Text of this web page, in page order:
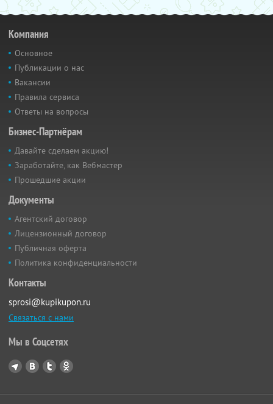
Компания
Основное
Публикации о нас
Вакансии
Правила сервиса
Ответы на вопросы
Бизнес-Партнёрам
Давайте сделаем акцию!
Заработайте, как Вебмастер
Прошедшие акции
Документы
Агентский договор
Лицензионный договор
Публичная оферта
Политика конфиденциальности
Контакты
sprosi@kupikupon.ru
Связаться с нами
Мы в Соцсетях